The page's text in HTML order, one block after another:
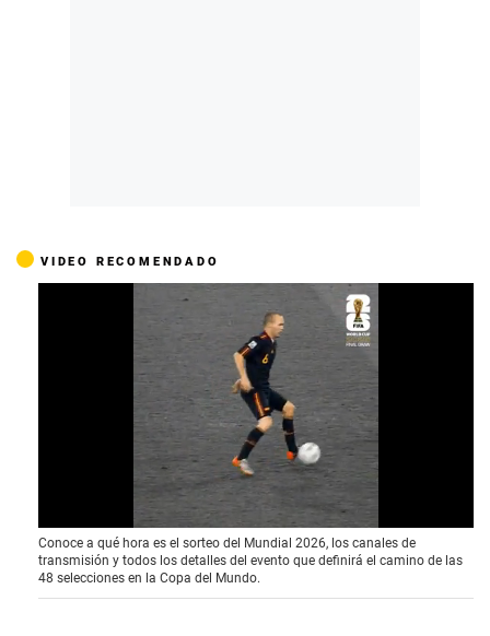
VIDEO RECOMENDADO
0
o
f
4
1
Conoce a qué hora es el sorteo del Mundial 2026, los canales de
transmisión y todos los detalles del evento que definirá el camino de las
48 selecciones en la Copa del Mundo.